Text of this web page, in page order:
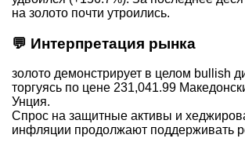
на золото почти утроились.
💬 Интерпретация рынка
золото демонстрирует в целом bullish
торгуясь по цене 231,041.99
Унция.
Спрос на защитные активы и
инфляции продолжают поддерживать